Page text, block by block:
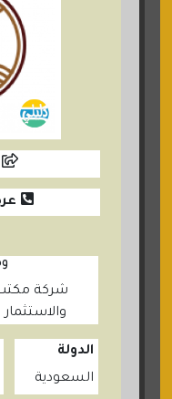
شركة
الدولة
السعودية